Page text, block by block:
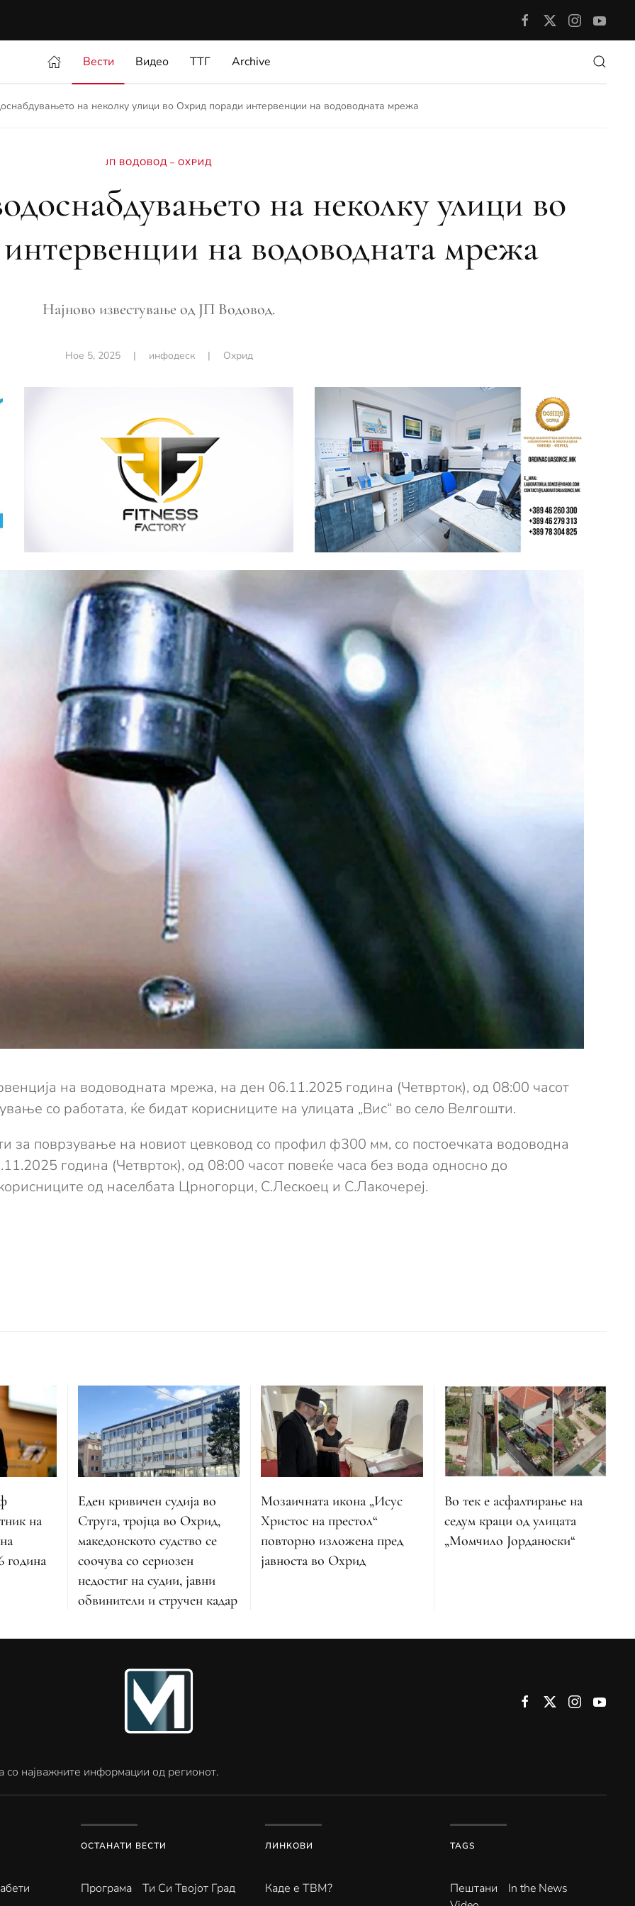
Вести Видео ТТГ Archive
на неколку улици во Охрид поради интервенции на водоводната мрежа
ЈП ВОДОВОД – ОХРИД
на неколку улици во
на водоводната мрежа
Најново известување од ЈП Водовод.
Ное 5, 2025| инфодеск| Охрид
на водоводната мрежа, на ден 06.11.2025 година (Четврток), од 08:00 часот
со работата, ќе бидат корисниците на улицата „Вис“ во село Велгошти.
поврзување на новиот цевковод со профил ф300 мм, со постоечката водоводна
година (Четврток), од 08:00 часот повеќе часа без вода односно до
од населбата Црногорци, С.Лескоец и С.Лакочереј.
на
година
Еден кривичен судија во
Струга, тројца во Охрид,
македонското судство се
соочува со сериозен
недостиг на судии, јавни
обвинители и стручен кадар
Мозаичната икона „Исус
Христос на престол“
повторно изложена пред
јавноста во Охрид
Во тек е асфалтирање на
седум краци од улицата
„Момчило Јорданоски“
најважните информации од регионот.
ОСТАНАТИ ВЕСТИ
Програма Ти Си Твојот Град
ЛИНКОВИ
Каде е ТВМ?
TAGS
Пештани
In the News